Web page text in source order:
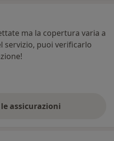
ma la copertura varia a
servizio, puoi verificarlo
assicurazioni